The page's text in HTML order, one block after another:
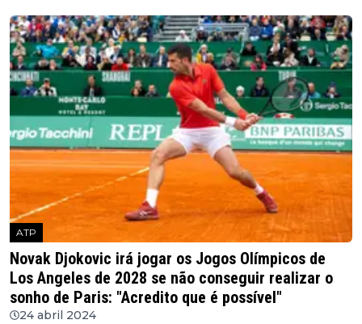
ATP
Novak Djokovic irá jogar os Jogos Olímpicos de
Los Angeles de 2028 se não conseguir realizar o
sonho de Paris: "Acredito que é possível"
24 abril 2024